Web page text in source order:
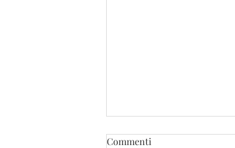
Commenti